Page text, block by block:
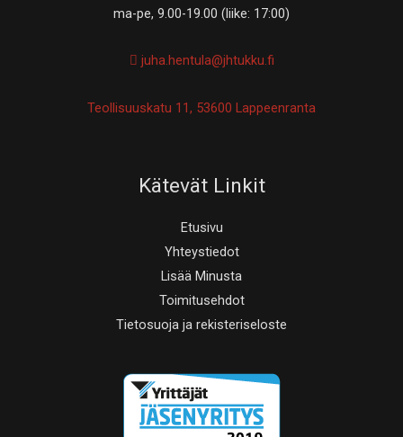
ma-pe, 9.00-19.00 (liike: 17:00)
juha.hentula@jhtukku.fi
Teollisuuskatu 11, 53600 Lappeenranta
Kätevät Linkit
Etusivu
Yhteystiedot
Lisää Minusta
Toimitusehdot
Tietosuoja ja rekisteriseloste